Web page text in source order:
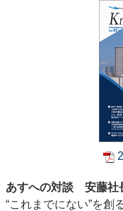
あすへの対談 安藤社
“これまでにない”を創